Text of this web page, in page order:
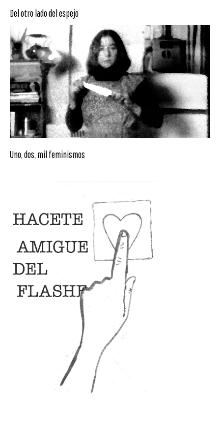
Del otro lado del espejo
Uno, dos, mil feminismos